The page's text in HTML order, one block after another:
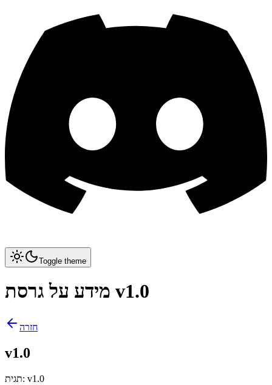
Toggle theme
מידע על גרסת v1.0
חזרה
v1.0
תגית: v1.0